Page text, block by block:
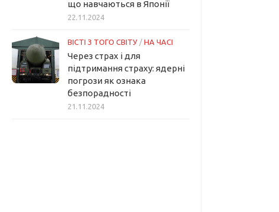
що навчаються в Японії
22.11.2024
ВІСТІ З ТОГО СВІТУ / НА ЧАСІ
Через страх і для
підтримання страху: ядерні
погрози як ознака
безпорадності
21.11.2024